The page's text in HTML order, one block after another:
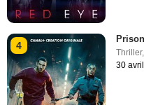
4
Thriller
30